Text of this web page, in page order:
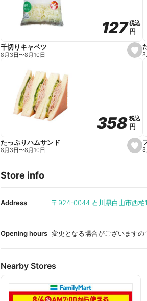
e
s
e
e
127
127税込
税込
円
円
千切りキャベツ
8月3日〜8月10日 8
s
e
i
t
358
358税込
税込
円
円
たっぷりハムサンド
8月3日〜8月10日 8
Store info
Address 〒924-0044 石川県白山市西柏
Opening hours 変更となる場合がございますの
Nearby Stores